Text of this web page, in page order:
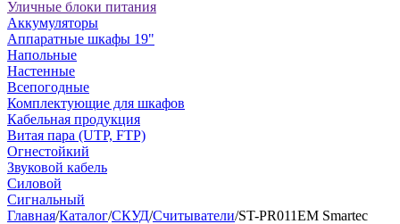
Уличные блоки питания
Аккумуляторы
Аппаратные шкафы 19"
Напольные
Настенные
Всепогодные
Комплектующие для шкафов
Кабельная продукция
Витая пара (UTP, FTP)
Огнестойкий
Звуковой кабель
Силовой
Сигнальный
Главная/Каталог/СКУД/Считыватели/ST-PR011EM Smartec